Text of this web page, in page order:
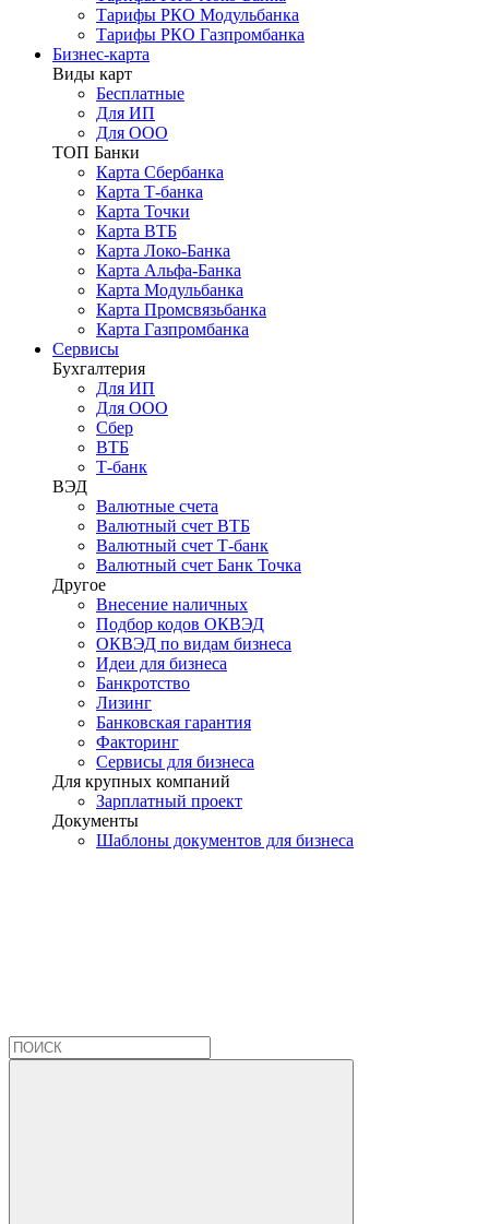
Тарифы РКО Модульбанка
Тарифы РКО Газпромбанка
Бизнес-карта
Виды карт
Бесплатные
Для ИП
Для ООО
ТОП Банки
Карта Сбербанка
Карта Т-банка
Карта Точки
Карта ВТБ
Карта Локо-Банка
Карта Альфа-Банка
Карта Модульбанка
Карта Промсвязьбанка
Карта Газпромбанка
Сервисы
Бухгалтерия
Для ИП
Для ООО
Сбер
ВТБ
Т-банк
ВЭД
Валютные счета
Валютный счет ВТБ
Валютный счет Т-банк
Валютный счет Банк Точка
Другое
Внесение наличных
Подбор кодов ОКВЭД
ОКВЭД по видам бизнеса
Идеи для бизнеса
Банкротство
Лизинг
Банковская гарантия
Факторинг
Сервисы для бизнеса
Для крупных компаний
Зарплатный проект
Документы
Шаблоны документов для бизнеса